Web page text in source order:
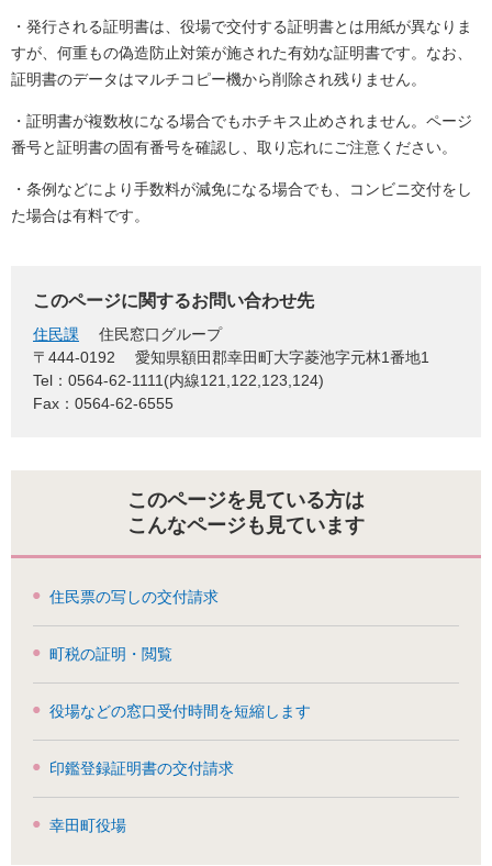
・発行される証明書は、役場で交付する証明書とは用紙が異なりま
すが、何重もの偽造防止対策が施された有効な証明書です。なお、
証明書のデータはマルチコピー機から削除され残りません。
・証明書が複数枚になる場合でもホチキス止めされません。ページ
番号と証明書の固有番号を確認し、取り忘れにご注意ください。
・条例などにより手数料が減免になる場合でも、コンビニ交付をし
た場合は有料です。
このページに関するお問い合わせ先
住民課
住民窓口グループ
〒444-0192
愛知県額田郡幸田町大字菱池字元林1番地1
Tel：0564-62-1111(内線121,122,123,124)
Fax：0564-62-6555
このページを見ている方は
こんなページも見ています
住民票の写しの交付請求
町税の証明・閲覧
役場などの窓口受付時間を短縮します
印鑑登録証明書の交付請求
幸田町役場